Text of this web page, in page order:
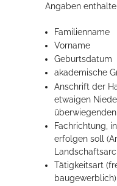
Angaben
Familienname
Vorname
Geburtsdatum
akademische
Anschrift der
etwaigen
Fachrichtung,
erfolgen soll
Tätigkeitsart
baugewerblich)